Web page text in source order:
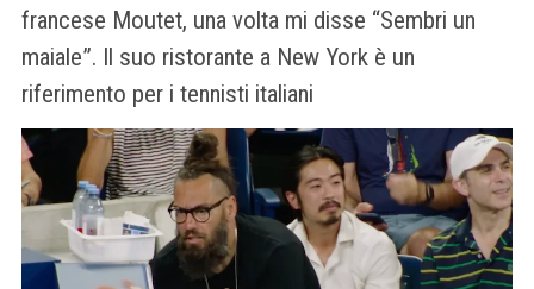
francese Moutet, una volta mi disse “Sembri un
maiale”. Il suo ristorante a New York è un
riferimento per i tennisti italiani